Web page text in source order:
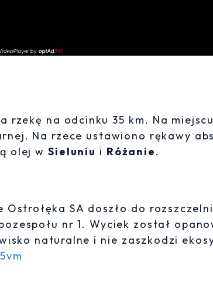
rzekę na odcinku 35 km. Na
Na rzece ustawiono rękawy
olej wSieluniu i Różanie.
Ostrołęka SA doszło do
nr 1. Wyciek został
naturalne i nie zaszkodzi